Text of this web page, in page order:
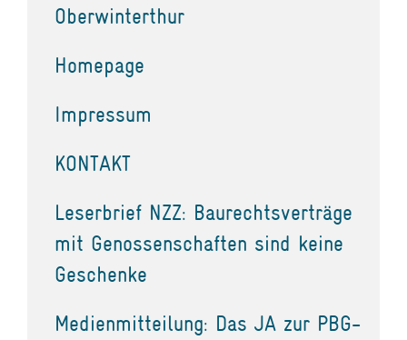
Oberwinterthur
Homepage
Impressum
KONTAKT
Leserbrief NZZ: Baurechtsverträge
mit Genossenschaften sind keine
Geschenke
Medienmitteilung: Das JA zur PBG-